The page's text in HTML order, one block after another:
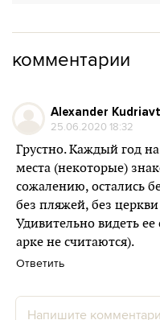
комментарии
Alexander
25.06.2020 18:32
Грустно. Каждый год
места (некоторые)
сожалению, остались
без пляжей, без церкви
Удивительно видеть
арке не считаются).
Ответить